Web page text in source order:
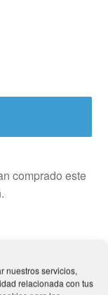
nuestros servicios,
relacionada con tus
comprado este